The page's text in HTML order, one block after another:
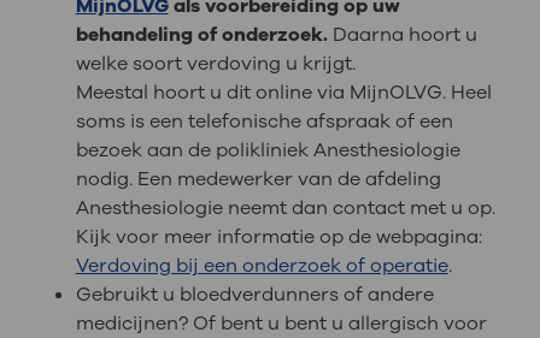
MijnOLVGals voorbereiding op uw
behandeling of onderzoek.Daarna hoort u
welke soort verdoving u krijgt.
Meestal hoort u dit online via MijnOLVG. Heel
soms is een telefonische afspraak of een
bezoek aan de polikliniek Anesthesiologie
nodig. Een medewerker van de afdeling
Anesthesiologie neemt dan contact met u op.
Kijk voor meer informatie op de webpagina:
Verdoving bij een onderzoek of operatie.
Gebruikt u bloedverdunners of andere
medicijnen? Of bent u bent u allergisch voor